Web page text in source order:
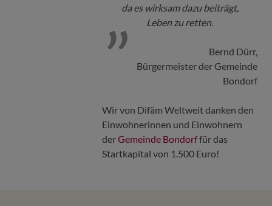
da es wirksam dazu beiträgt,
Leben zu retten.
Bernd Dürr,
Bürgermeister der Gemeinde
Bondorf
Wir von Difäm Weltweit danken den
Einwohnerinnen und Einwohnern
derGemeinde Bondorffür das
Startkapital von 1.500 Euro!